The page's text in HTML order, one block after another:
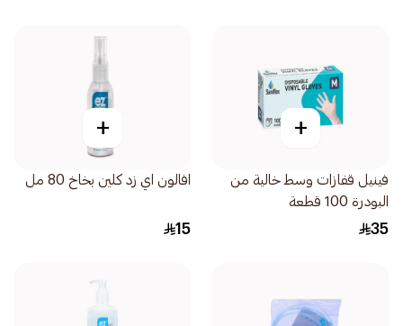
+
فينيل قفازات وسط خالية من
البودرة 100 قطعة
35
+
افالون اي زد كلين بخاخ 80 مل
15